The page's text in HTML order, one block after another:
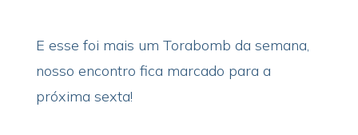
E esse foi mais um Torabomb da semana,
nosso encontro fica marcado para a
próxima sexta!